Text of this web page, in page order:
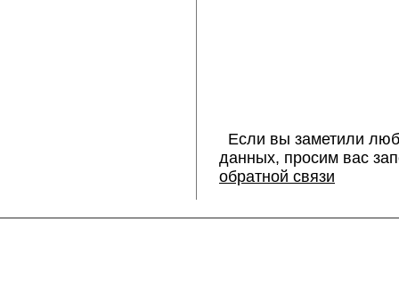
Если вы заметили
данных, просим вас
обратной связи